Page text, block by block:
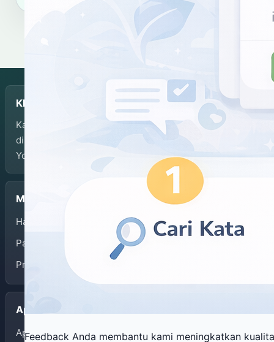
Feedback Anda membantu kami meningkatkan
KBJI
Kamus Bahasa Jawa-Indonesia dikembangkan dan
dikelola oleh Balai Bahasa Provinsi Daerah Istimewa
Yogyakarta.
Menu
Halaman Depan
Panduan Penggunaan
Privacy Policy
Aplikasi
App Store